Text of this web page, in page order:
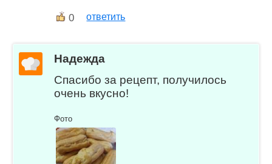
0 ответить
Надежда
Спасибо за рецепт, получилось
очень вкусно!
Фото